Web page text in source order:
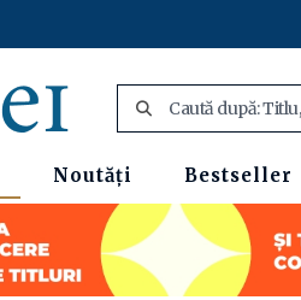
Noutăți Bestseller